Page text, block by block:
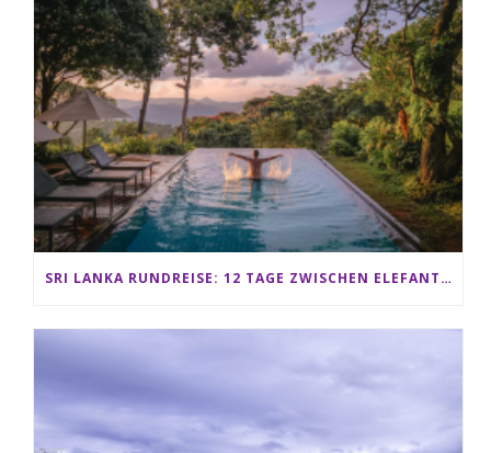
SRI LANKA RUNDREISE: 12 TAGE ZWISCHEN ELEFANTEN, TEEPLANTAGEN & STRAND ALS FAMILIE